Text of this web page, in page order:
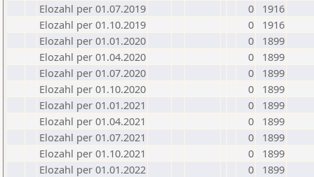
Elozahl per 01.07.2019
0
1916
Elozahl per 01.10.2019
0
1916
Elozahl per 01.01.2020
0
1899
Elozahl per 01.04.2020
0
1899
Elozahl per 01.07.2020
0
1899
Elozahl per 01.10.2020
0
1899
Elozahl per 01.01.2021
0
1899
Elozahl per 01.04.2021
0
1899
Elozahl per 01.07.2021
0
1899
Elozahl per 01.10.2021
0
1899
Elozahl per 01.01.2022
0
1899